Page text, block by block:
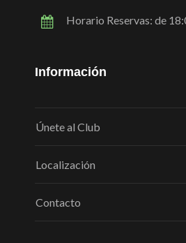
Horario Reservas: de
Información
Únete al Club
Localización
Contacto